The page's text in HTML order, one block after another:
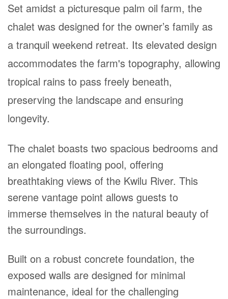
Set amidst a picturesque palm oil farm, the
chalet was designed for the owner’s family as
a tranquil weekend retreat. Its elevated design
accommodates the farm's topography, allowing
tropical rains to pass freely beneath,
preserving the landscape and ensuring
longevity.
The chalet boasts two spacious bedrooms and
an elongated floating pool, offering
breathtaking views of the Kwilu River. This
serene vantage point allows guests to
immerse themselves in the natural beauty of
the surroundings.
Built on a robust concrete foundation, the
exposed walls are designed for minimal
maintenance, ideal for the challenging